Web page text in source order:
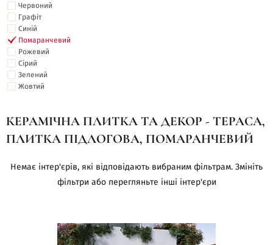
Червоний
Графіт
Синій
Помаранчевий
Рожевий
Сірий
Зелений
Жовтий
КЕРАМІЧНА ПЛИТКА ТА ДЕКОР - ТЕРАСА,
ПЛИТКА ПІДЛОГОВА, ПОМАРАНЧЕВИЙ
Немає інтер'єрів, які відповідають вибраним фільтрам. Змініть
фільтри або перегляньте інші інтер'єри